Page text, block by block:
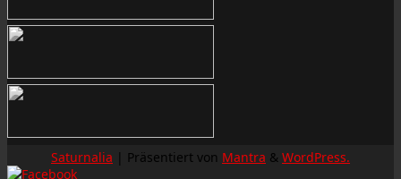
Saturnalia | Präsentiert von Mantra & WordPress.